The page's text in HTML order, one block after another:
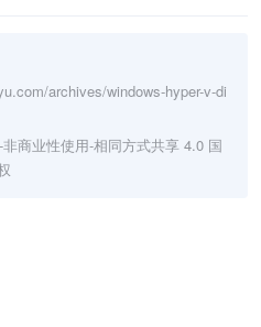
archives/windows-hyper-v-di
商业性使用-相同方式共享 4.0 国